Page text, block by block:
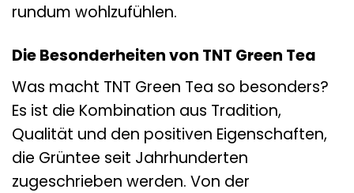
rundum wohlzufühlen.
Die Besonderheiten von TNT Green Tea
Was macht TNT Green Tea so besonders?
Es ist die Kombination aus Tradition,
Qualität und den positiven Eigenschaften,
die Grüntee seit Jahrhunderten
zugeschrieben werden. Von der